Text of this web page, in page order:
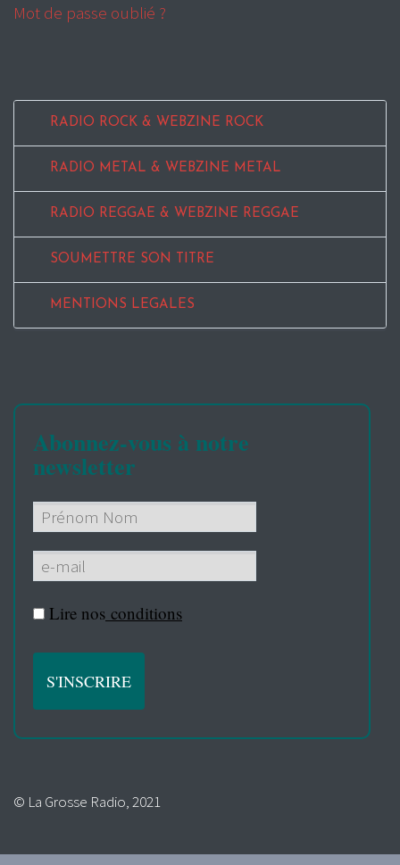
Mot de passe oublié ?
RADIO ROCK & WEBZINE ROCK
RADIO METAL & WEBZINE METAL
RADIO REGGAE & WEBZINE REGGAE
SOUMETTRE SON TITRE
MENTIONS LEGALES
Abonnez-vous à notre
newsletter
Lire nos conditions
© La Grosse Radio, 2021